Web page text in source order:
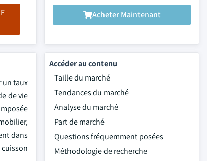
Acheter Maintenant
un taux
de vie
dans
Accéder au contenu
Taille du marché
Tendances du marché
Analyse du marché
Part de marché
Questions fréquemment posées
Méthodologie de recherche